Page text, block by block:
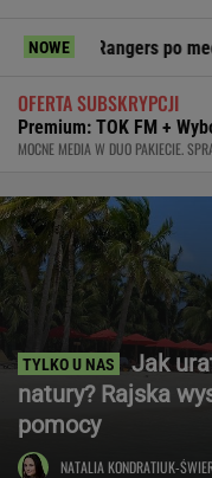
NOWEpo meczu z
OFERTA SUBSKRYPCJI
Premium: TOK FM +
MOCNE MEDIA W DUO PAKIECIE.
Jak
natury? Rajska
pomocy
NATALIA KONDRATIUK-